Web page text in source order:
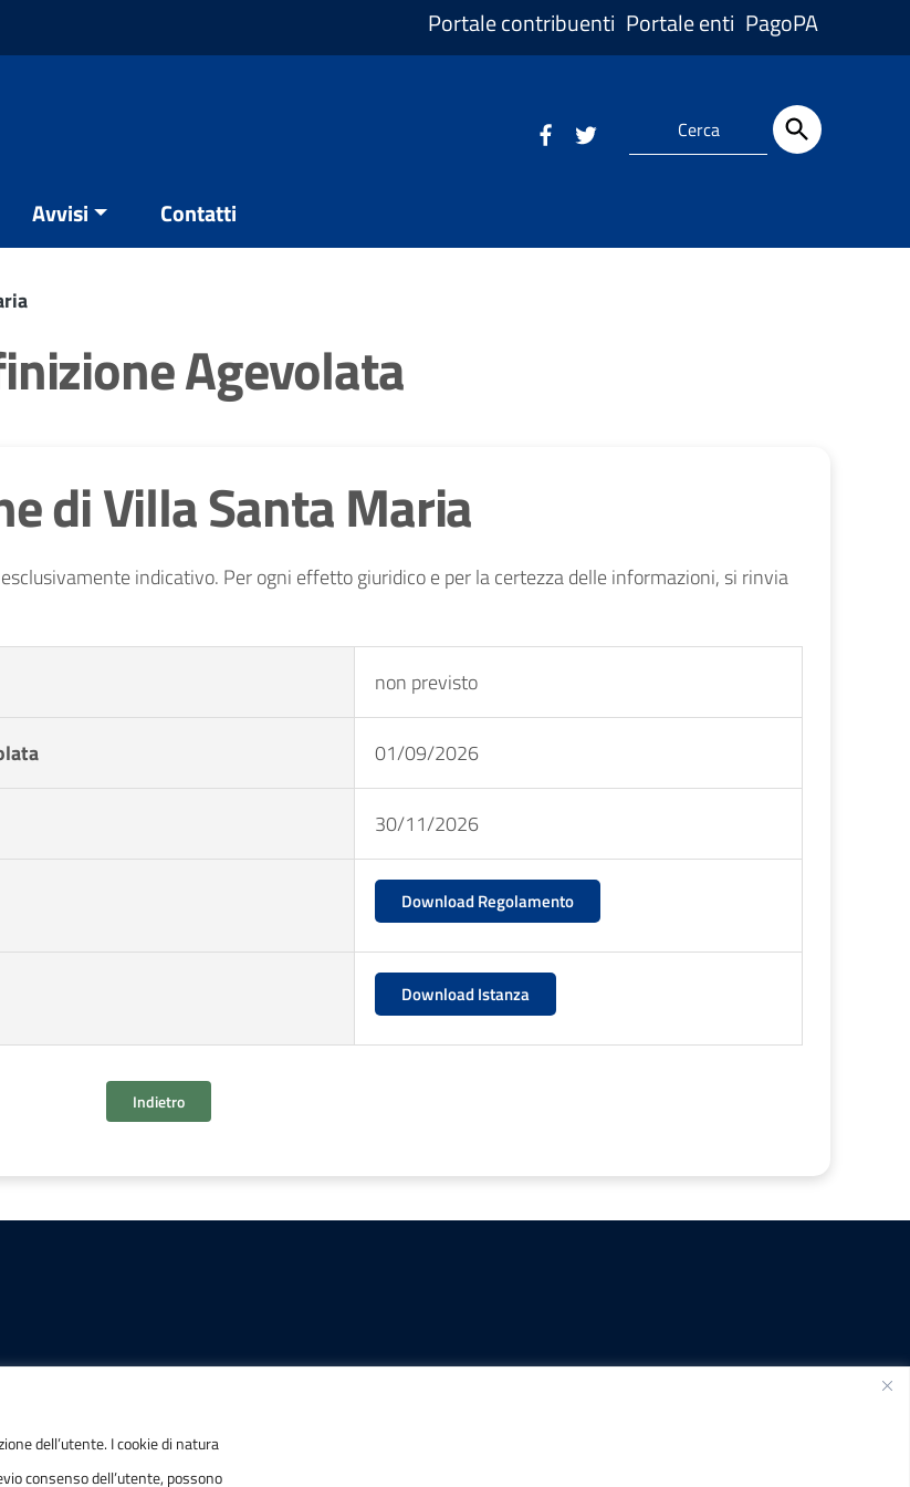
dell’utente. I cookie di natura
consenso dell’utente, possono
Portale contribuenti Portale enti PagoPA
Avvisi Contatti
Agevolata
di Villa Santa Maria
indicativo. Per ogni effetto giuridico e per la certezza delle informazioni, si rinvia
non previsto
01/09/2026
30/11/2026
Download Regolamento
Download Istanza
Indietro